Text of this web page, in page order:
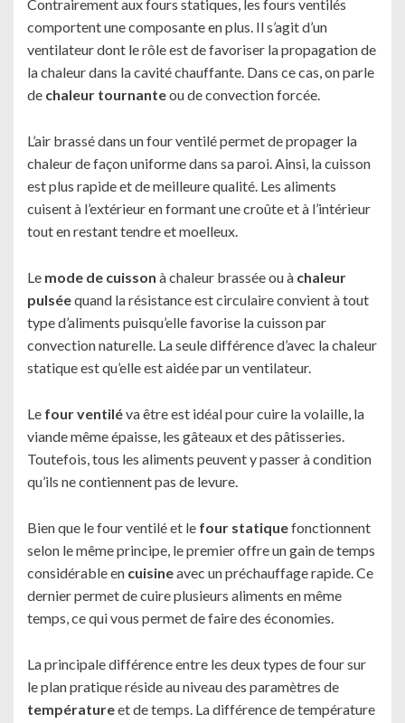
Contrairement aux fours statiques, les fours ventilés
comportent une composante en plus. Il s’agit d’un
ventilateur dont le rôle est de favoriser la propagation de
la chaleur dans la cavité chauffante. Dans ce cas, on parle
de chaleur tournanteou de convection forcée.
L’air brassé dans un four ventilé permet de propager la
chaleur de façon uniforme dans sa paroi. Ainsi, la cuisson
est plus rapide et de meilleure qualité. Les aliments
cuisent à l’extérieur en formant une croûte et à l’intérieur
tout en restant tendre et moelleux.
Le mode de cuisson à chaleur brassée ou à chaleur
pulséequand la résistance est circulaire convient à tout
type d’aliments puisqu’elle favorise la cuisson par
convection naturelle. La seule différence d’avec la chaleur
statique est qu’elle est aidée par un ventilateur.
Le four ventiléva être est idéal pour cuire la volaille, la
viande même épaisse, les gâteaux et des pâtisseries.
Toutefois, tous les aliments peuvent y passer à condition
qu’ils ne contiennent pas de levure.
Bien que le four ventilé et le four statiquefonctionnent
selon le même principe, le premier offre un gain de temps
considérable en cuisineavec un préchauffage rapide. Ce
dernier permet de cuire plusieurs aliments en même
temps, ce qui vous permet de faire des économies.
La principale différence entre les deux types de four sur
le plan pratique réside au niveau des paramètres de
températureet de temps. La différence de température